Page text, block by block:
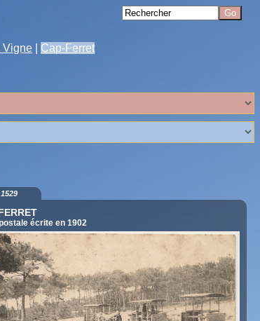
Vigne Cap-Ferret
écrite en 1902